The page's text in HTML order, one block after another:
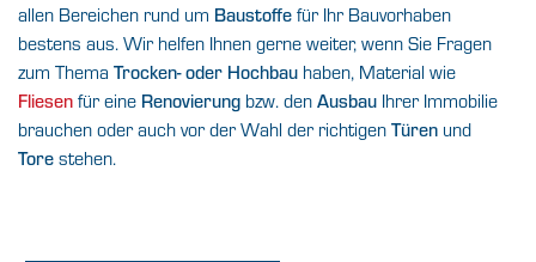
allen Bereichen rund um Baustoffe für Ihr Bauvorhaben
bestens aus. Wir helfen Ihnen gerne weiter, wenn Sie Fragen
zum Thema Trocken- oder Hochbau haben, Material wie
Fliesen für eine Renovierung bzw. den Ausbau Ihrer Immobilie
brauchen oder auch vor der Wahl der richtigen Türen und
Tore stehen.